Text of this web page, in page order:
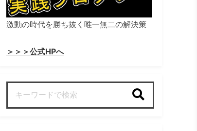
激動の時代を勝ち抜く唯一無二の解決策
＞＞＞公式HPへ